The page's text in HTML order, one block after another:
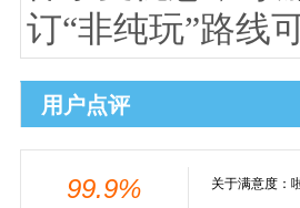
订“非纯玩”路线
用户点评
99.9% 关于满意度：